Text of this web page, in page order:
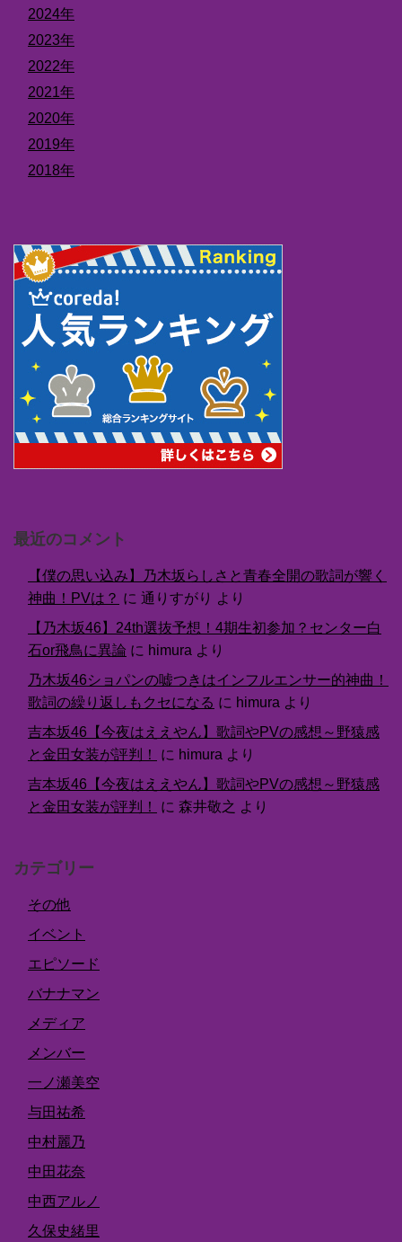
2024年
2023年
2022年
2021年
2020年
2019年
2018年
最近のコメント
【僕の思い込み】乃木坂らしさと青春全開の歌詞が響く
神曲！PVは？ に 通りすがり より
【乃木坂46】24th選抜予想！4期生初参加？センター白
石or飛鳥に異論 に himura より
乃木坂46ショパンの嘘つきはインフルエンサー的神曲！
歌詞の繰り返しもクセになる に himura より
吉本坂46【今夜はええやん】歌詞やPVの感想～野猿感
と金田女装が評判！
に himura より
吉本坂46【今夜はええやん】歌詞やPVの感想～野猿感
と金田女装が評判！
に 森井敬之 より
カテゴリー
その他
イベント
エピソード
バナナマン
メディア
メンバー
一ノ瀬美空
与田祐希
中村麗乃
中田花奈
中西アルノ
久保史緒里